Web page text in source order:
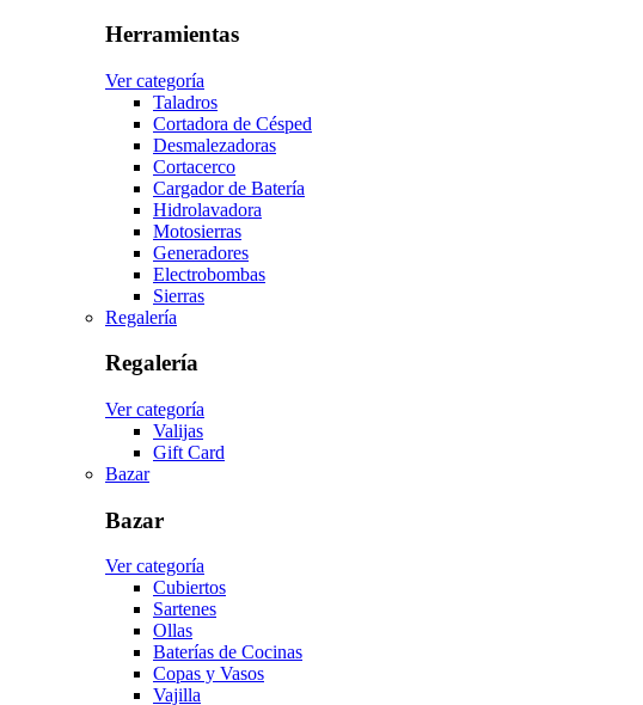
Herramientas
Ver categoría
Taladros
Cortadora de Césped
Desmalezadoras
Cortacerco
Cargador de Batería
Hidrolavadora
Motosierras
Generadores
Electrobombas
Sierras
Regalería
Regalería
Ver categoría
Valijas
Gift Card
Bazar
Bazar
Ver categoría
Cubiertos
Sartenes
Ollas
Baterías de Cocinas
Copas y Vasos
Vajilla